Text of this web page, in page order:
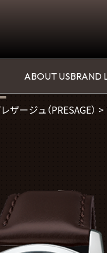
ABOUT USBRAND
ザージュ（PRESAGE） >